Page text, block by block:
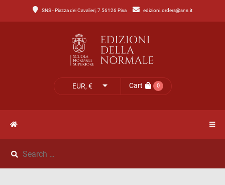
SNS - Piazza dei Cavalieri, 7 56126 Pisa edizioni.orders@sns.it
EUR, € Cart 0
MenuCatalogo
Catalogo
NOVITÀ
NEWS
IL